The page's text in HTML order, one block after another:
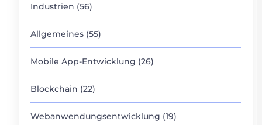
Industrien (56)
Allgemeines (55)
Mobile App-Entwicklung (26)
Blockchain (22)
Webanwendungsentwicklung (19)